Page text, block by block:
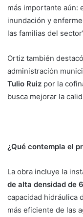
más importante aún:
inundación y
las familias del
Ortiz también
administración
Tulio Ruiz por la
busca mejorar la
¿Qué contempla el
La obra incluye la
de alta densidad de
capacidad hidráulica
más eficiente de las